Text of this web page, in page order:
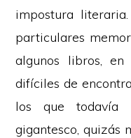
impostura
particulares
algunos libros, en
difíciles de
los que todavía
gigantesco, quizás